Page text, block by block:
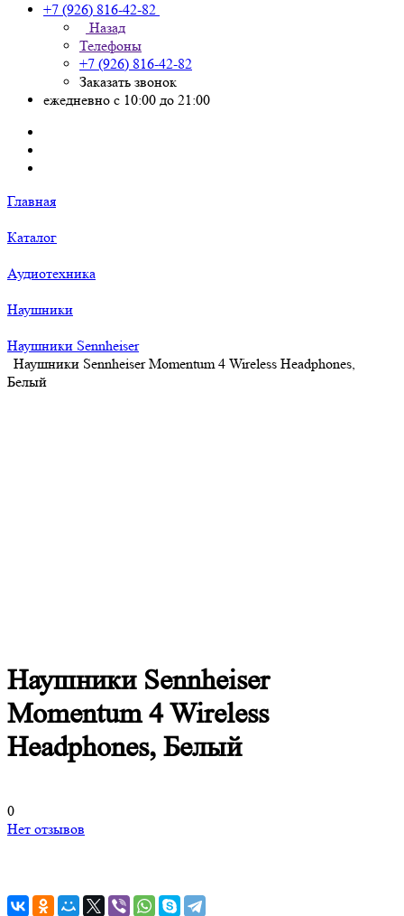
+7 (926) 816-42-82
Назад
Телефоны
+7 (926) 816-42-82
Заказать звонок
ежедневно с 10:00 до 21:00
Главная
Каталог
Аудиотехника
Наушники
Наушники Sennheiser
Наушники Sennheiser Momentum 4 Wireless Headphones,
Белый
Наушники Sennheiser
Momentum 4 Wireless
Headphones, Белый
0
Нет отзывов